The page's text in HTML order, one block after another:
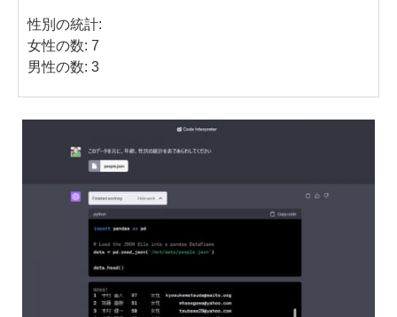
性別の統計:
女性の数: 7
男性の数: 3